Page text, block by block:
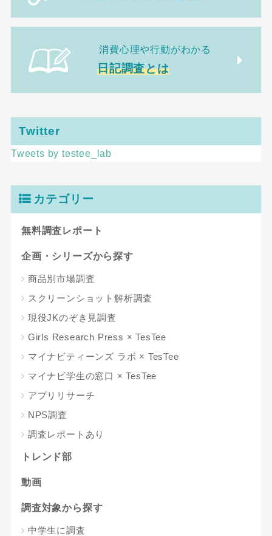
消費心理や行動がわかる
日記調査とは
Twitter
Tweets by testee_lab
カテゴリー
無料調査レポート
企画・シリーズから探す
商品別市場調査
スクリーンショット解析調査
現役JKのぞき見調査
Girls Research Press × TesTee
マイナビティーンズ ラボ × TesTee
マイナビ学生の窓口 × TesTee
アプリリサーチ
NPS調査
調査レポートあり
トレンド部
動画
調査対象から探す
中学生に調査